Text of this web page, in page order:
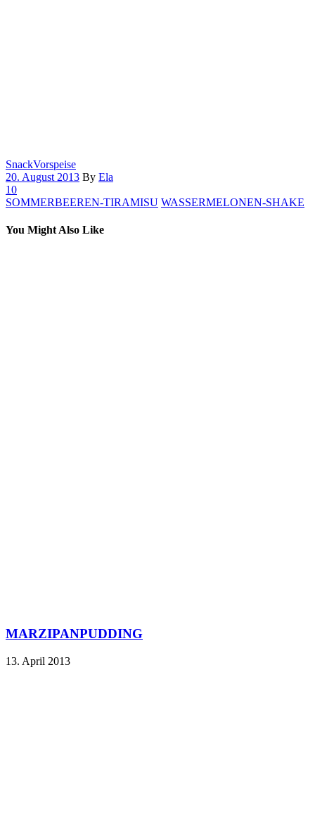
SnackVorspeise
20. August 2013 By Ela
10
SOMMERBEEREN-TIRAMISU WASSERMELONEN-SHAKE
You Might Also Like
MARZIPANPUDDING
13. April 2013